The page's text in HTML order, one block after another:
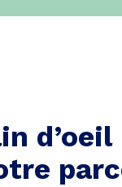
d’oeil